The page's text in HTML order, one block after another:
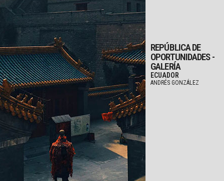
REPÚBLICA DE
OPORTUNIDADES -
GALERÍA
ECUADOR
ANDRÉS GONZÁLEZ